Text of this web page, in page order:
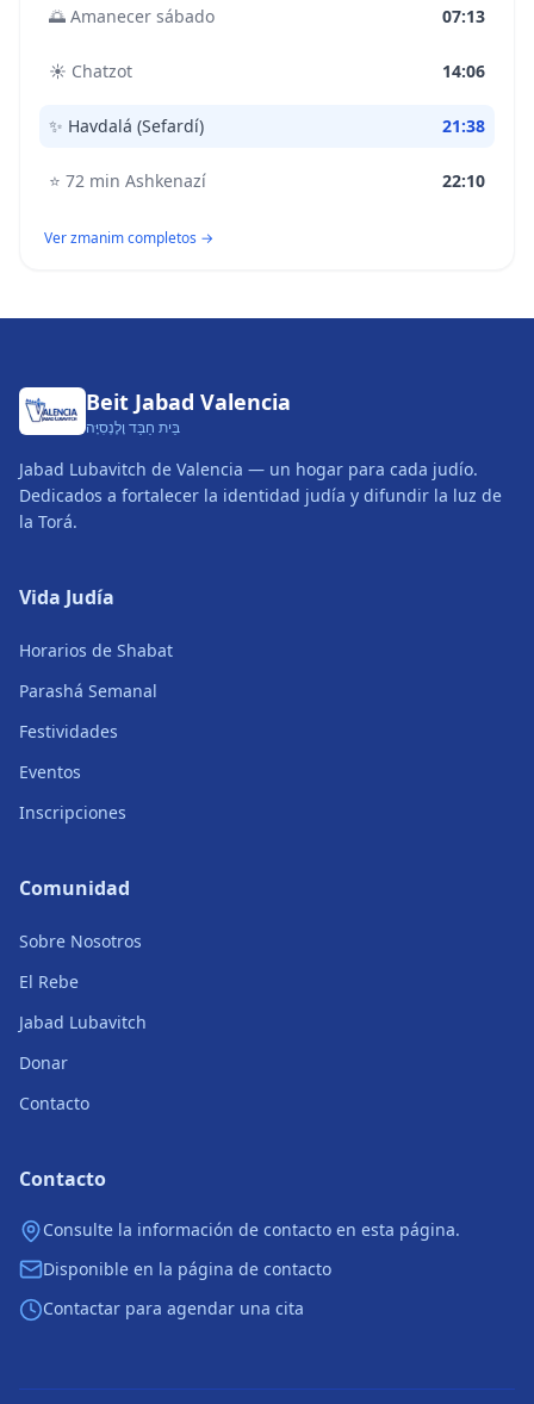
🌅 Amanecer sábado 07:13
☀️ Chatzot 14:06
✨ Havdalá (Sefardí) 21:38
⭐ 72 min Ashkenazí 22:10
Ver zmanim completos →
Beit Jabad Valencia
בֵּית חַבַּד וָלֶנְסִיָּה
Jabad Lubavitch de Valencia — un hogar para cada judío.
Dedicados a fortalecer la identidad judía y difundir la luz de
la Torá.
Vida Judía
Horarios de Shabat
Parashá Semanal
Festividades
Eventos
Inscripciones
Comunidad
Sobre Nosotros
El Rebe
Jabad Lubavitch
Donar
Contacto
Contacto
Consulte la información de contacto en esta página.
Disponible en la página de contacto
Contactar para agendar una cita